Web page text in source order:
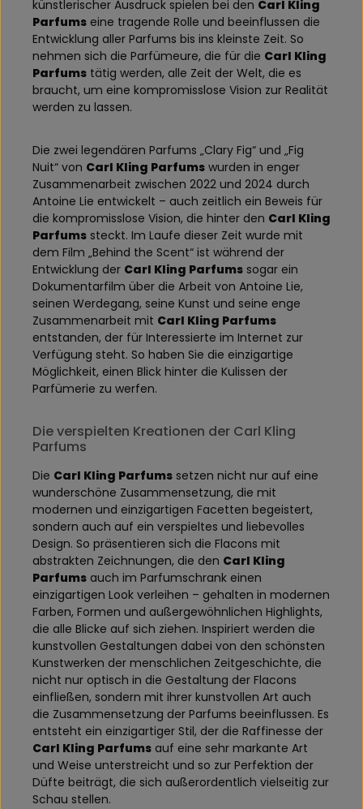
künstlerischer Ausdruck spielen bei den Carl Kling
Parfums eine tragende Rolle und beeinflussen die
Entwicklung aller Parfums bis ins kleinste Zeit. So
nehmen sich die Parfümeure, die für die Carl Kling
Parfums tätig werden, alle Zeit der Welt, die es
braucht, um eine kompromisslose Vision zur Realität
werden zu lassen.
Die zwei legendären Parfums „Clary Fig“ und „Fig
Nuit“ von Carl Kling Parfums wurden in enger
Zusammenarbeit zwischen 2022 und 2024 durch
Antoine Lie entwickelt – auch zeitlich ein Beweis für
die kompromisslose Vision, die hinter den Carl Kling
Parfums steckt. Im Laufe dieser Zeit wurde mit
dem Film „Behind the Scent“ ist während der
Entwicklung der Carl Kling Parfums sogar ein
Dokumentarfilm über die Arbeit von Antoine Lie,
seinen Werdegang, seine Kunst und seine enge
Zusammenarbeit mit Carl Kling Parfums
entstanden, der für Interessierte im Internet zur
Verfügung steht. So haben Sie die einzigartige
Möglichkeit, einen Blick hinter die Kulissen der
Parfümerie zu werfen.
Die verspielten Kreationen der Carl Kling
Parfums
Die Carl Kling Parfums setzen nicht nur auf eine
wunderschöne Zusammensetzung, die mit
modernen und einzigartigen Facetten begeistert,
sondern auch auf ein verspieltes und liebevolles
Design. So präsentieren sich die Flacons mit
abstrakten Zeichnungen, die den Carl Kling
Parfums auch im Parfumschrank einen
einzigartigen Look verleihen – gehalten in modernen
Farben, Formen und außergewöhnlichen Highlights,
die alle Blicke auf sich ziehen. Inspiriert werden die
kunstvollen Gestaltungen dabei von den schönsten
Kunstwerken der menschlichen Zeitgeschichte, die
nicht nur optisch in die Gestaltung der Flacons
einfließen, sondern mit ihrer kunstvollen Art auch
die Zusammensetzung der Parfums beeinflussen. Es
entsteht ein einzigartiger Stil, der die Raffinesse der
Carl Kling Parfums auf eine sehr markante Art
und Weise unterstreicht und so zur Perfektion der
Düfte beiträgt, die sich außerordentlich vielseitig zur
Schau stellen.